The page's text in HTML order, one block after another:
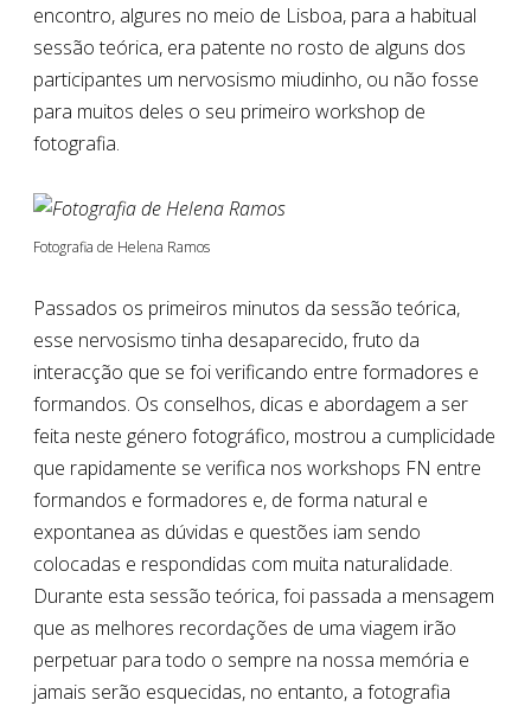
encontro, algures no meio de Lisboa, para a habitual
sessão teórica, era patente no rosto de alguns dos
participantes um nervosismo miudinho, ou não fosse
para muitos deles o seu primeiro workshop de
fotografia.
Fotografia de Helena Ramos
Passados os primeiros minutos da sessão teórica,
esse nervosismo tinha desaparecido, fruto da
interacção que se foi verificando entre formadores e
formandos. Os conselhos, dicas e abordagem a ser
feita neste género fotográfico, mostrou a cumplicidade
que rapidamente se verifica nos workshops FN entre
formandos e formadores e, de forma natural e
expontanea as dúvidas e questões iam sendo
colocadas e respondidas com muita naturalidade.
Durante esta sessão teórica, foi passada a mensagem
que as melhores recordações de uma viagem irão
perpetuar para todo o sempre na nossa memória e
jamais serão esquecidas, no entanto, a fotografia